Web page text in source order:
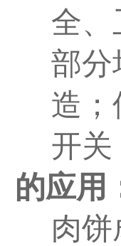
全、
部分
造；
开关
的应用
肉